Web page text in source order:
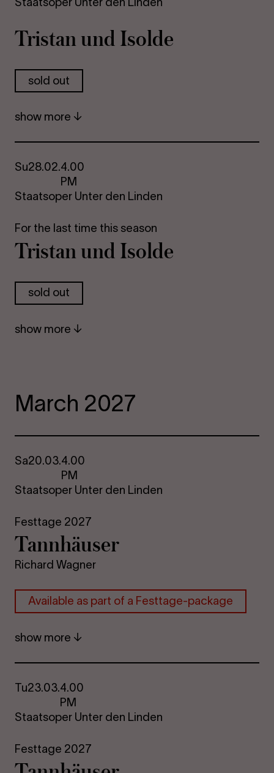
Tristan und Isolde
sold out
show more
Su28.02.4.00
PM
Staatsoper Unter den Linden
For the last time this season
Tristan und Isolde
sold out
show more
March 2027
Sa20.03.4.00
PM
Staatsoper Unter den Linden
Festtage 2027
Tannhäuser
Richard Wagner
Avail­able as part of a Festtage-​package
show more
Tu23.03.4.00
PM
Staatsoper Unter den Linden
Festtage 2027